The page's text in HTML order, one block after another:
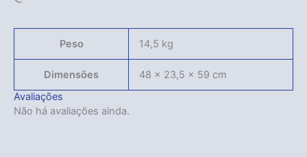
Peso 14,5 kg
Dimensões
48 × 23,5 × 59 cm
Avaliações
Não há avaliações ainda.